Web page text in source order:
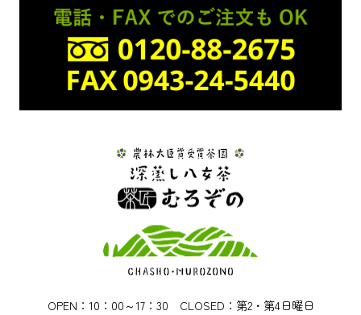
OPEN：10：00～17：30 CLOSED：第2・第4日曜日